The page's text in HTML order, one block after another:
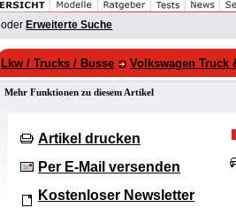
oder Erweiterte Suche
Lkw / Trucks / Busse Volkswagen Truck
Mehr Funktionen zu diesem Artikel
Artikel drucken
Per E-Mail versenden
Kostenloser Newsletter